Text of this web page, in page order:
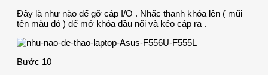
Đây là như nào để gỡ cáp I/O . Nhấc thanh khóa lên ( mũi
tên màu đỏ ) để mở khóa đầu nối và kéo cáp ra .
Bước 10